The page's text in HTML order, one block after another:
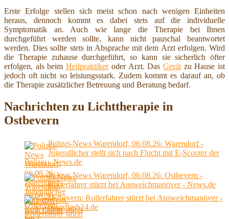
Erste Erfolge stellen sich meist schon nach wenigen Einheiten
heraus, dennoch kommt es dabei stets auf die individuelle
Symptomatik an. Auch wie lange die Therapie bei Ihnen
durchgeführt werden sollte, kann nicht pauschal beantwortet
werden. Dies sollte stets in Absprache mit dem Arzt erfolgen. Wird
die Therapie zuhause durchgeführt, so kann sie sicherlich öfter
erfolgen, als beimHeilpraktikeroder Arzt. Das Gerätzu Hause ist
jedoch oft nicht so leistungsstark. Zudem kommt es darauf an, ob
die Therapie zusätzlicher Betreuung und Beratung bedarf.
Nachrichten zu Lichttherapie in
Ostbevern
Polizei-News Warendorf, 06.08.26: Warendorf -
Jugendlicher stellt sich nach Flucht mit E-Scooter der
Polizei - News.de
Polizei-News Warendorf, 06.08.26: Ostbevern -
Rollerfahrer stürzt bei Ausweichmanöver - News.de
Ostbevern: Rollerfahrer stürzt bei Ausweichmanöver -
newsflash24.de